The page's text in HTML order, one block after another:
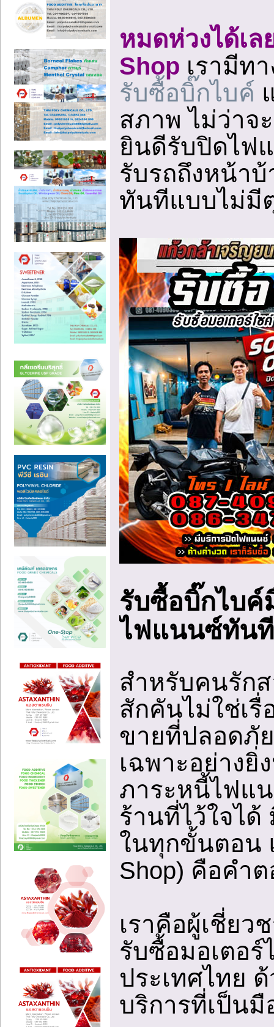
หมดห่วงได้เ
Shop เรามีท
รับซื้อบิ๊กไบค์
สภาพ ไม่ว่าจ
ยินดีรับปิดไฟ
รับรถถึงหน้า
ทันทีแบบไม่มี
รับซื้อบิ๊กไบค์
ไฟแนนซ์ทันที
สำหรับคนรัก
สักคันไม่ใช่เรื่
ขายที่ปลอดภั
เฉพาะอย่าง
ภาระหนี้ไฟแ
ร้านที่ไว้ใจไ
ในทุกขั้นตอน
Shop) คือคำ
เราคือผู้เชี่ย
รับซื้อมอเตอ
ประเทศไทย
บริการที่เป็น